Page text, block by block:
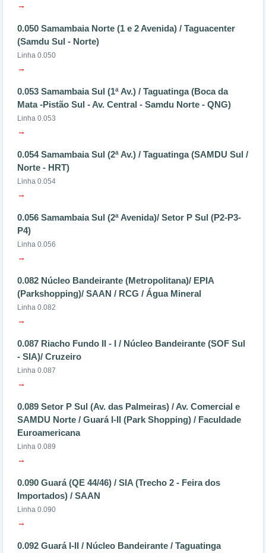
→
0.050 Samambaia Norte (1 e 2 Avenida) / Taguacenter
(Samdu Sul - Norte)
Linha 0.050
→
0.053 Samambaia Sul (1ª Av.) / Taguatinga (Boca da
Mata -Pistão Sul - Av. Central - Samdu Norte - QNG)
Linha 0.053
→
0.054 Samambaia Sul (2ª Av.) / Taguatinga (SAMDU Sul /
Norte - HRT)
Linha 0.054
→
0.056 Samambaia Sul (2ª Avenida)/ Setor P Sul (P2-P3-
P4)
Linha 0.056
→
0.082 Núcleo Bandeirante (Metropolitana)/ EPIA
(Parkshopping)/ SAAN / RCG / Água Mineral
Linha 0.082
→
0.087 Riacho Fundo II - I / Núcleo Bandeirante (SOF Sul
- SIA)/ Cruzeiro
Linha 0.087
→
0.089 Setor P Sul (Av. das Palmeiras) / Av. Comercial e
SAMDU Norte / Guará I-II (Park Shopping) / Faculdade
Euroamericana
Linha 0.089
→
0.090 Guará (QE 44/46) / SIA (Trecho 2 - Feira dos
Importados) / SAAN
Linha 0.090
→
0.092 Guará I-II / Núcleo Bandeirante / Taguatinga